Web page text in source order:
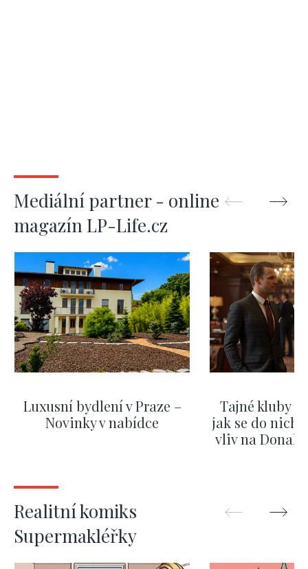
Mediální partner - online
magazín LP-Life.cz
Luxusní bydlení v Praze –
Novinky v nabídce
Tajné kluby
jak se do nich
vliv na
Realitní komiks
Supermakléřky